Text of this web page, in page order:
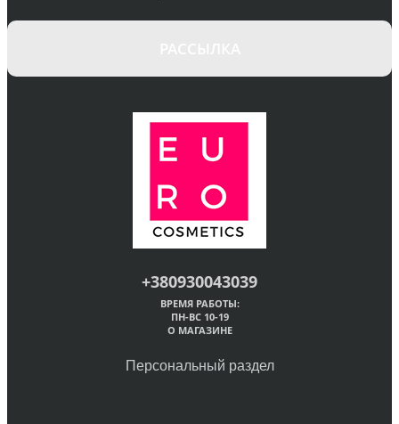
+380930043039
ВРЕМЯ РАБОТЫ:
ПН-ВС 10-19
О МАГАЗИНЕ
Персональный раздел